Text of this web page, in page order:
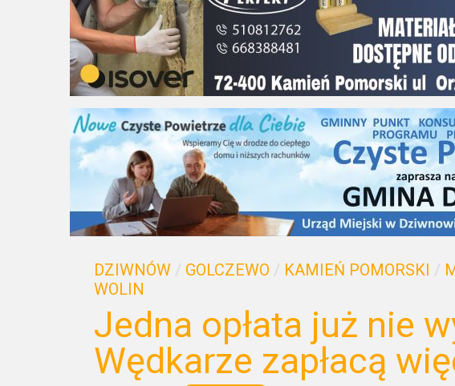
DZIWNÓW / GOLCZEWO / KAMIEŃ POMORSKI /
WOLIN
Jedna opłata już nie
Wędkarze zapłacą